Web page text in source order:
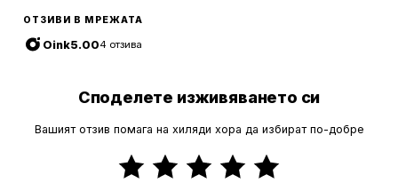
ОТЗИВИ В МРЕЖАТА
Oink5.004 отзива
Споделете изживяването си
Вашият отзив помага на хиляди хора да избират по-добре